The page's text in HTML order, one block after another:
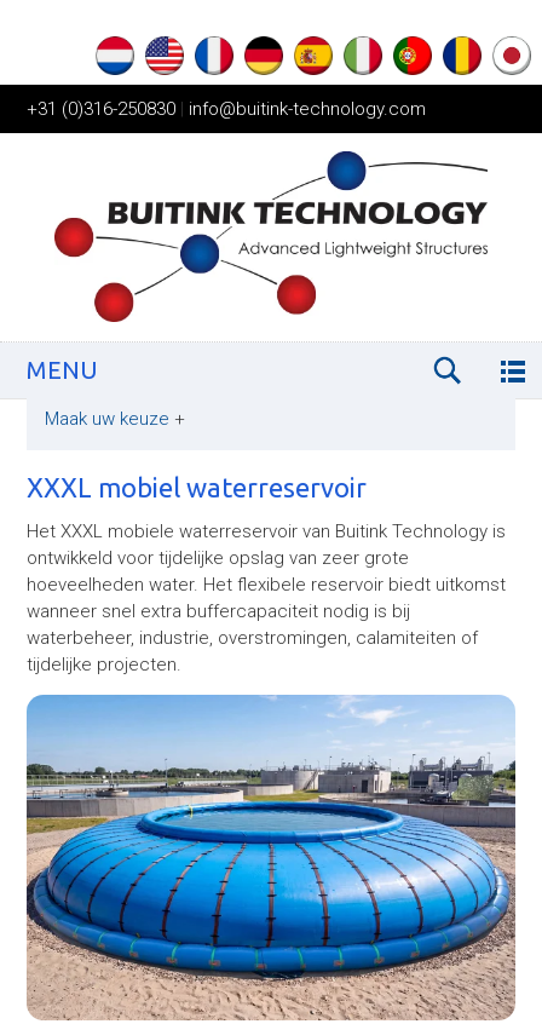
+31 (0)316-250830 | info@buitink-technology.com
MENU
Maak uw keuze +
XXXL mobiel waterreservoir
Het XXXL mobiele waterreservoir van Buitink Technology is
ontwikkeld voor tijdelijke opslag van zeer grote
hoeveelheden water. Het flexibele reservoir biedt uitkomst
wanneer snel extra buffercapaciteit nodig is bij
waterbeheer, industrie, overstromingen, calamiteiten of
tijdelijke projecten.